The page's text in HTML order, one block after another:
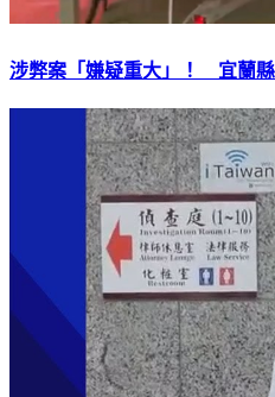
涉弊案「嫌疑重大」！ 宜蘭